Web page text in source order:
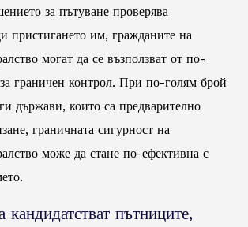
за пътуване проверява
пристигането им, гражданите на
могат да се възползват от по-
граничен контрол. При по-голям брой
държави, които са предварително
граничната сигурност на
може да стане по-ефективна с
кандидатстват пътниците,